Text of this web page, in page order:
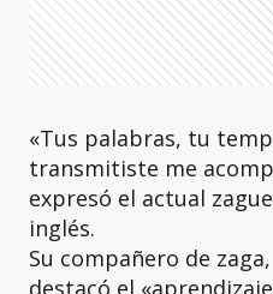
«Tus palabras, tu
transmitiste me
expresó el actual
inglés.
Su compañero de
destacó el